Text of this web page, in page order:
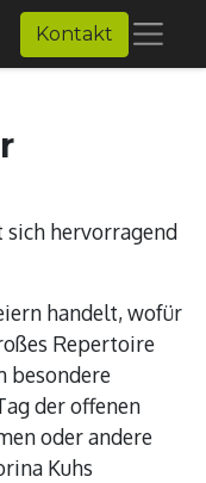
Kontakt
sich hervorragend
handelt, wofür
Repertoire
besondere
der offenen
oder andere
Kuhs